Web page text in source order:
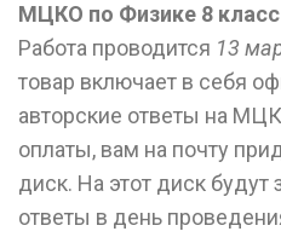
МЦКО по Физике 8
Работа проводится 13
товар включает в себя
авторские ответы на
оплаты, вам на почту
диск. На этот диск
ответы в день